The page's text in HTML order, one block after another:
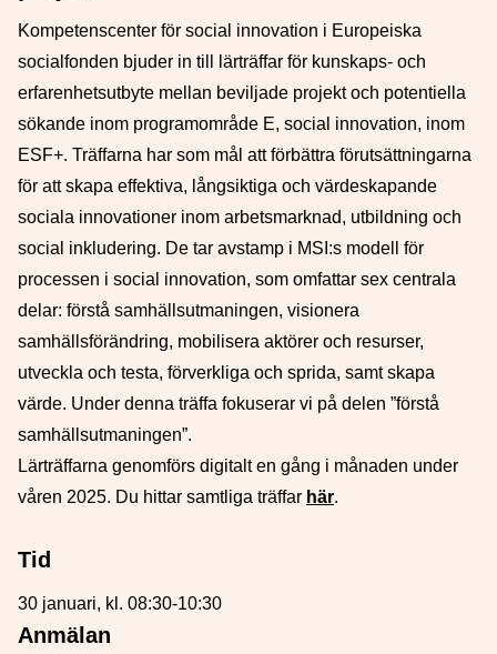
Kompetenscenter för social innovation i Europeiska
socialfonden bjuder in till lärträffar för kunskaps- och
erfarenhetsutbyte mellan beviljade projekt och potentiella
sökande inom programområde E, social innovation, inom
ESF+. Träffarna har som mål att förbättra förutsättningarna
för att skapa effektiva, långsiktiga och värdeskapande
sociala innovationer inom arbetsmarknad, utbildning och
social inkludering. De tar avstamp i MSI:s modell för
processen i social innovation, som omfattar sex centrala
delar: förstå samhällsutmaningen, visionera
samhällsförändring, mobilisera aktörer och resurser,
utveckla och testa, förverkliga och sprida, samt skapa
värde. Under denna träffa fokuserar vi på delen ”förstå
samhällsutmaningen”.
Lärträffarna genomförs digitalt en gång i månaden under
våren 2025. Du hittar samtliga träffar här.
Tid
30 januari, kl. 08:30-10:30
Anmälan